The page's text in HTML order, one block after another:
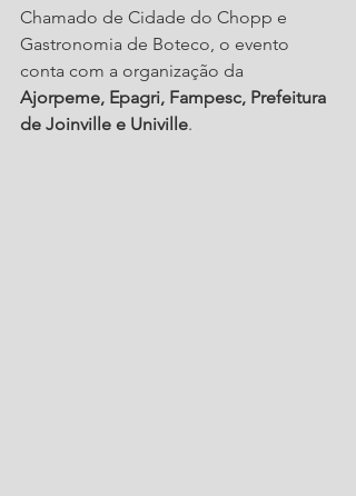
Chamado de Cidade do Chopp e
Gastronomia de Boteco, o evento
conta com a organização da
Ajorpeme, Epagri, Fampesc, Prefeitura
de Joinville e Univille.